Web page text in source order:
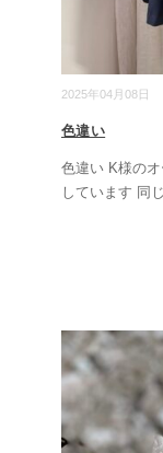
2025年04月08日
色違い
色違い K様の
しています 同